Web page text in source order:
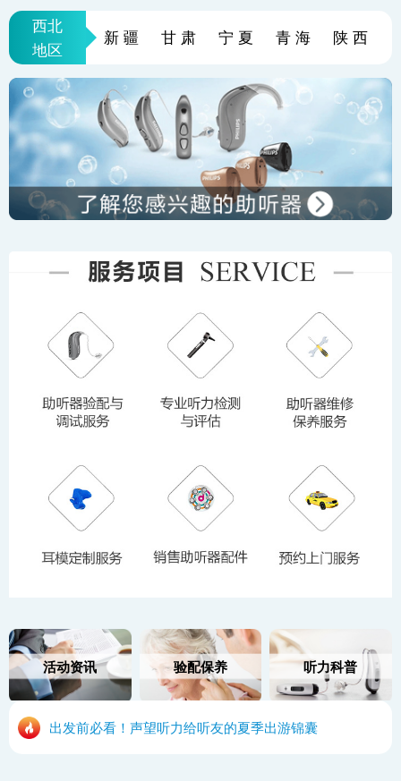
西北
新疆 甘肃 宁夏 青海 陕西
地区
活动资讯 验配保养 听力科普
出发前必看！声望听力给听友的夏季出游锦囊